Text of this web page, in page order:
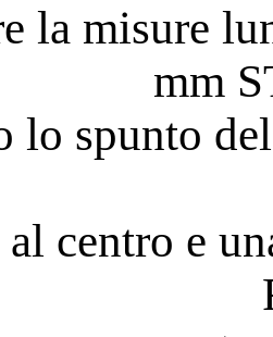
la misure
mm
lo spunto
centro e